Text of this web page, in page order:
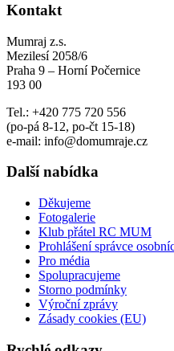
Kontakt
Mumraj z.s.
Mezilesí 2058/6
Praha 9 – Horní Počernice
193 00
Tel.: +420 775 720 556
(po-pá 8-12, po-čt 15-18)
e-mail: info@domumraje.cz
Další nabídka
Děkujeme
Fotogalerie
Klub přátel RC MUM
Prohlášení správce
Pro média
Spolupracujeme
Storno podmínky
Výroční zprávy
Zásady cookies (EU)